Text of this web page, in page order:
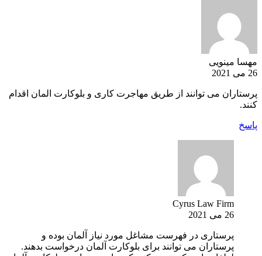
مهسا مینویی
26 می 2021
پرستاران می توانند از طریق مهاجرت کاری و بلوکارت المان اقدام
کنند.
پاسخ
Cyrus Law Firm
26 می 2021
پرستاری در فهرست مشاغل مورد نیاز آلمان بوده و
پرستاران می توانند برای بلوکارت آلمان درخواست بدهند.